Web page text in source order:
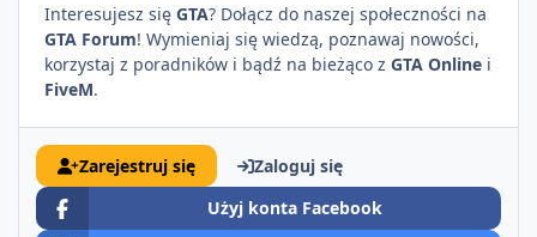
Interesujesz się GTA? Dołącz do naszej społeczności na
GTA Forum! Wymieniaj się wiedzą, poznawaj nowości,
korzystaj z poradników i bądź na bieżąco z GTA Online i
FiveM.
Zarejestruj się
Zaloguj się
Użyj konta Facebook